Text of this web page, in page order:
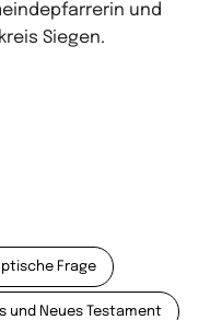
und
Siegen.
Frage
und Neues Testament